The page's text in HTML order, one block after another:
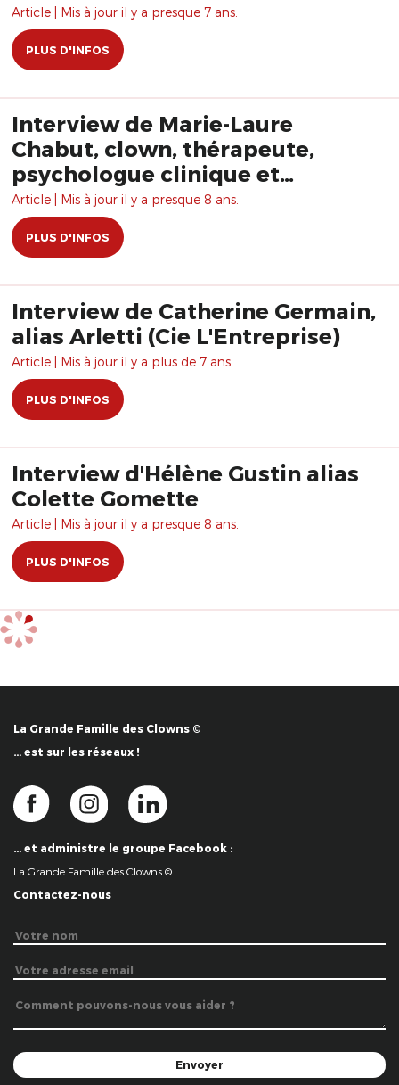
Article | Mis à jour il y a presque 7 ans.
PLUS D'INFOS
Interview de Marie-Laure
Chabut, clown, thérapeute,
psychologue clinique et
psychanalyste
Article | Mis à jour il y a presque 8 ans.
PLUS D'INFOS
Interview de Catherine Germain,
alias Arletti (Cie L'Entreprise)
Article | Mis à jour il y a plus de 7 ans.
PLUS D'INFOS
Interview d'Hélène Gustin alias
Colette Gomette
Article | Mis à jour il y a presque 8 ans.
PLUS D'INFOS
La Grande Famille des Clowns ©
… est sur les réseaux !
… et administre le groupe Facebook :
La Grande Famille des Clowns ©
Contactez-nous